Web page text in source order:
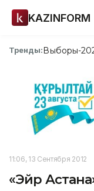
KAZINFORM
Тренды:Выборы-
11:06, 13 Сентября 2012
«Эйр